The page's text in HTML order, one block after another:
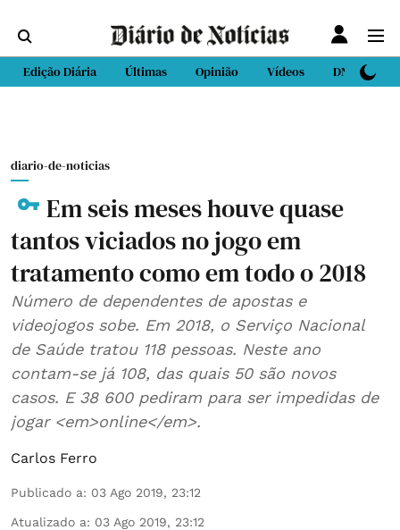
Edição Diária Últimas Opinião Vídeos DN Sport
diario-de-noticias
Em seis meses houve quase
tantos viciados no jogo em
tratamento como em todo o 2018
Número de dependentes de apostas e
videojogos sobe. Em 2018, o Serviço Nacional
de Saúde tratou 118 pessoas. Neste ano
contam-se já 108, das quais 50 são novos
casos. E 38 600 pediram para ser impedidas de
jogar <em>online</em>.
Carlos Ferro
Publicado a: 03 Ago 2019, 23:12
Atualizado a: 03 Ago 2019, 23:12